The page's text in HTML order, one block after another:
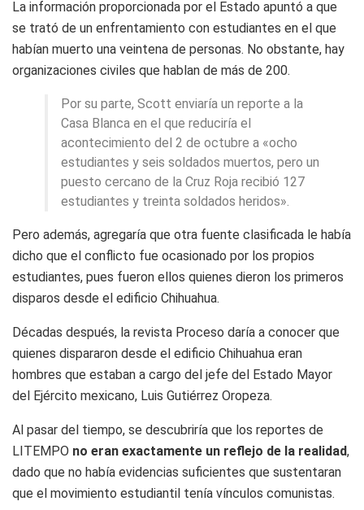
La información proporcionada por el Estado apuntó a que
se trató de un enfrentamiento con estudiantes en el que
habían muerto una veintena de personas. No obstante, hay
organizaciones civiles que hablan de más de 200.
Por su parte, Scott enviaría un reporte a la
Casa Blanca en el que reduciría el
acontecimiento del 2 de octubre a «ocho
estudiantes y seis soldados muertos, pero un
puesto cercano de la Cruz Roja recibió 127
estudiantes y treinta soldados heridos».
Pero además, agregaría que otra fuente clasificada le había
dicho que el conflicto fue ocasionado por los propios
estudiantes, pues fueron ellos quienes dieron los primeros
disparos desde el edificio Chihuahua.
Décadas después, la revista Proceso daría a conocer que
quienes dispararon desde el edificio Chihuahua eran
hombres que estaban a cargo del jefe del Estado Mayor
del Ejército mexicano, Luis Gutiérrez Oropeza.
Al pasar del tiempo, se descubriría que los reportes de
LITEMPO no eran exactamente un reflejo de la realidad,
dado que no había evidencias suficientes que sustentaran
que el movimiento estudiantil tenía vínculos comunistas.